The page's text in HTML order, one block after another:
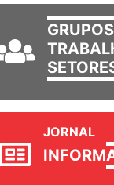
JORNAL
INFORM